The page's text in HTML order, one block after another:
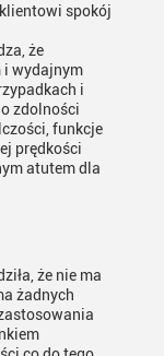
spokój
że
i wydajnym
i
zdolności
funkcje
prędkości
atutem dla
że nie ma
żadnych